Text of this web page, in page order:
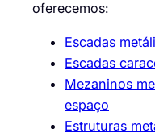
oferecemos:
Escadas
Escadas
Mezaninos
espaço
Estruturas